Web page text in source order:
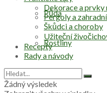
Půda
Rostliny
Dekorace a prvky
Pergoly a
Škůdci a choroby
Užiteční
Recepty
Rady a návody
Žádný výsledek